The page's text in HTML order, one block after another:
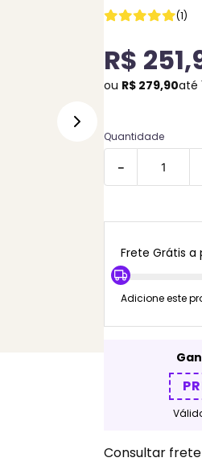
(1)
R$ 251,
ou R$ 279,90até
Quantidade
－
Frete Grátis a
Adicione este
Consultar frete